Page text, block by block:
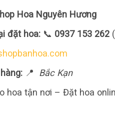
Hoa Nguyên Hương
đặt hoa:📞 0937 153 262
📍
Bắc Kạn
hoa tận nơi – Đặt hoa